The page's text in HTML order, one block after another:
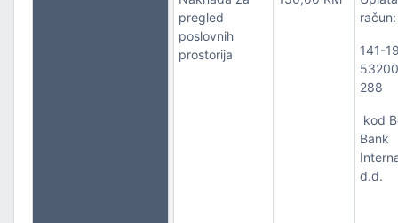
pregled
poslovnih
prostorija
račun:
141-
288
kod
Bank
d.d.